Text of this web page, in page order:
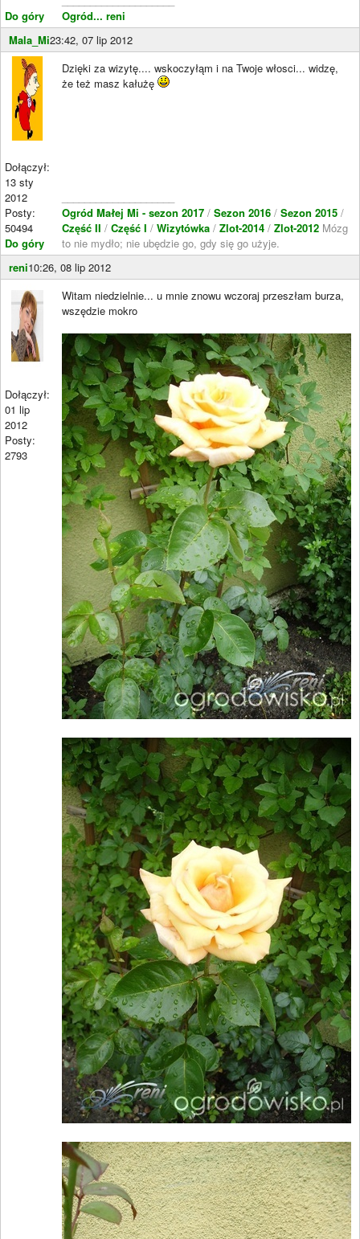
Do góry
Ogród... reni
Mala_Mi23:42, 07 lip 2012
Dołączył:
13 sty
2012
Posty:
50494
Do góry
Dzięki za wizytę.... wskoczyłąm i na Twoje włosci... widzę,
że też masz kałużę
Ogród Małej Mi - sezon 2017 / Sezon 2016 / Sezon 2015 /
Część II / Część I / Wizytówka / Zlot-2014 / Zlot-2012 Mózg
to nie mydło; nie ubędzie go, gdy się go użyje.
reni10:26, 08 lip 2012
Dołączył:
01 lip
2012
Posty:
2793
Witam niedzielnie... u mnie znowu wczoraj przeszłam burza,
wszędzie mokro